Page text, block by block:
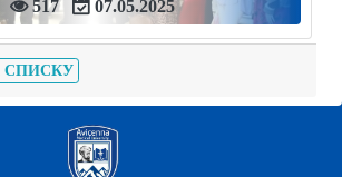
517 07.05.2025
СПИСКУ